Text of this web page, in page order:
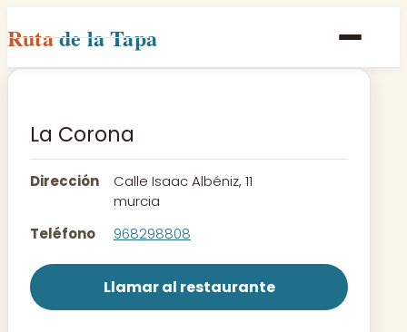
Rutade la Tapa
Inicio
Rutas
Contacto
La Corona
Dirección
Calle Isaac Albéniz, 11
murcia
Teléfono
968298808
Llamar al restaurante